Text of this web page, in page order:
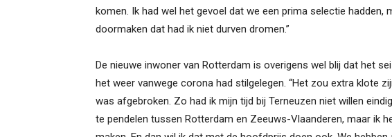
komen. Ik had wel het gevoel dat we een prima selectie hadden,
doormaken dat had ik niet durven dromen.”
De nieuwe inwoner van Rotterdam is overigens wel blij dat het
het weer vanwege corona had stilgelegen. “Het zou extra klote
was afgebroken. Zo had ik mijn tijd bij Terneuzen niet willen
te pendelen tussen Rotterdam en Zeeuws-Vlaanderen, maar ik